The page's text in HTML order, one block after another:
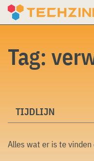
Skip
Tag:
TIJDLIJN
Alles wat er is te